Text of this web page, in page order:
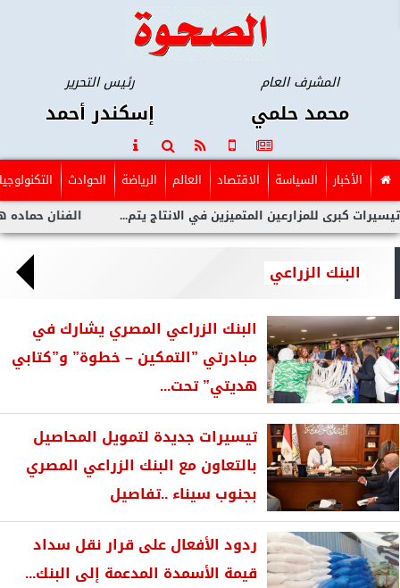
المشرف العام
محمد حلمي
رئيس التحرير
إسكندر أحمد
الأخبار السياسة الاقتصاد العالم الرياضة الحوادث التكنولوجيا
الفنان حماده هلال طرح المتميزين في الانتاج يتم...
البنك الزراعي
البنك الزراعي المصري يشارك في
مبادرتي ”التمكين – خطوة” و”كتابي
هديتي” تحت...
تيسيرات جديدة لتمويل المحاصيل
بالتعاون مع البنك الزراعي المصري
بجنوب سيناء ..تفاصيل
ردود الأفعال على قرار نقل سداد
قيمة الأسمدة المدعمة إلى البنك...